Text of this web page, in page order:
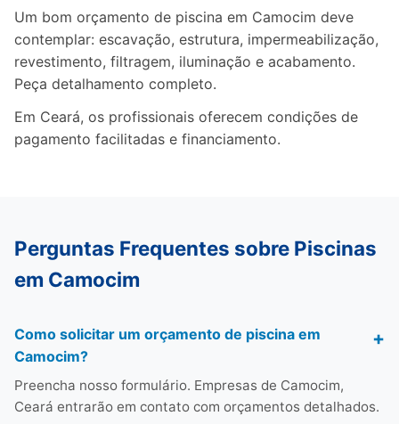
Um bom orçamento de piscina em Camocim deve
contemplar: escavação, estrutura, impermeabilização,
revestimento, filtragem, iluminação e acabamento.
Peça detalhamento completo.
Em Ceará, os profissionais oferecem condições de
pagamento facilitadas e financiamento.
Perguntas Frequentes sobre Piscinas
em Camocim
Como solicitar um orçamento de piscina em
Camocim?
Preencha nosso formulário. Empresas de Camocim,
Ceará entrarão em contato com orçamentos detalhados.